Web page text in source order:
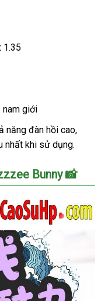
1.35
nam giới
năng đàn hồi cao,
nhất khi sử dụng.
Bunny 📸